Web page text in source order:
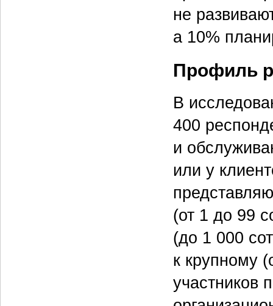
не
а 10%
Профиль
В
400
и
или у
(от 1 до 99
(до 1 000
к крупному
участников